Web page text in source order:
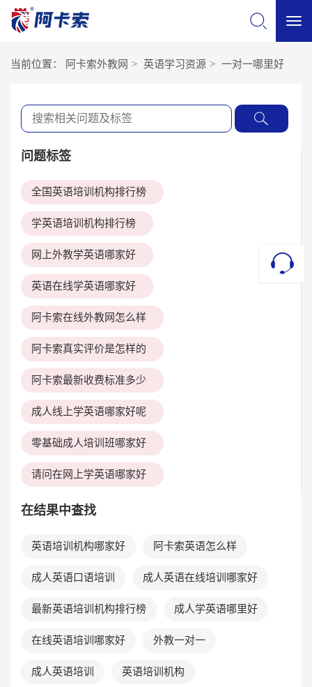
当前位置： 阿卡索外教网 > 英语学习资源 > 一对一哪里好
问题标签
全国英语培训机构排行榜
学英语培训机构排行榜
网上外教学英语哪家好
英语在线学英语哪家好
阿卡索在线外教网怎么样
阿卡索真实评价是怎样的
阿卡索最新收费标准多少
成人线上学英语哪家好呢
零基础成人培训班哪家好
请问在网上学英语哪家好
在结果中查找
英语培训机构哪家好 阿卡索英语怎么样
成人英语口语培训 成人英语在线培训哪家好
最新英语培训机构排行榜 成人学英语哪里好
在线英语培训哪家好 外教一对一
成人英语培训 英语培训机构